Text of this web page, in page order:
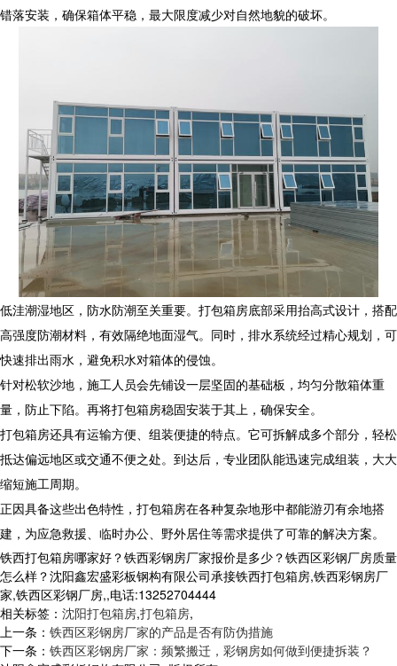
错落安装，确保箱体平稳，最大限度减少对自然地貌的破坏。
低洼潮湿地区，防水防潮至关重要。 打包箱房底部采用抬高式设计，搭配
高强度防潮材料，有效隔绝地面湿气。同时，排水系统经过精心规划，可
快速排出雨水，避免积水对箱体的侵蚀。​
针对松软沙地，施工人员会先铺设一层坚固的基础板，均匀分散箱体重
量，防止下陷。再将打包箱房稳固安装于其上，确保安全。​
打包箱房还具有运输方便、组装便捷的特点。它可拆解成多个部分，轻松
抵达偏远地区或交通不便之处。到达后，专业团队能迅速完成组装，大大
缩短施工周期。​
正因具备这些出色特性， 打包箱房在各种复杂地形中都能游刃有余地搭
建，为应急救援、临时办公、野外居住等需求提供了可靠的解决方案。
铁西打包箱房哪家好？铁西彩钢房厂家报价是多少？铁西区彩钢厂房质量
怎么样？沈阳鑫宏盛彩板钢构有限公司承接铁西打包箱房,铁西彩钢房厂
家,铁西区彩钢厂房,,电话:13252704444
相关标签： 沈阳打包箱房,打包箱房,
上一条： 铁西区彩钢房厂家的产品是否有防伪措施
下一条： 铁西区彩钢房厂家：频繁搬迁，彩钢房如何做到便捷拆装？